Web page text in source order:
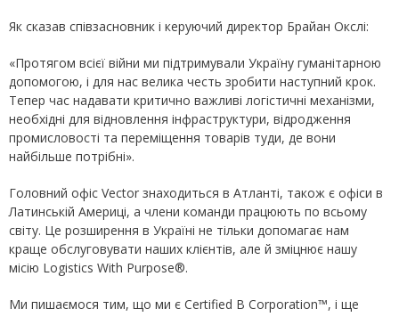
Як сказав співзасновник і керуючий директор Брайан Окслі:
«Протягом всієї війни ми підтримували Україну гуманітарною
допомогою, і для нас велика честь зробити наступний крок.
Тепер час надавати критично важливі логістичні механізми,
необхіднi для відновлення інфраструктури, відродження
промисловості та переміщення товарів туди, де вони
найбільше потрібні».
Головний офіс Vector знаходиться в Атланті, також є офіси в
Латинській Америці, а члени команди працюють по всьому
світу. Це розширення в Україні не тільки допомагає нам
краще обслуговувати наших клієнтів, але й зміцнює нашу
місію Logistics With Purpose®.
Ми пишаємося тим, що ми є Certified B Corporation™, і ще